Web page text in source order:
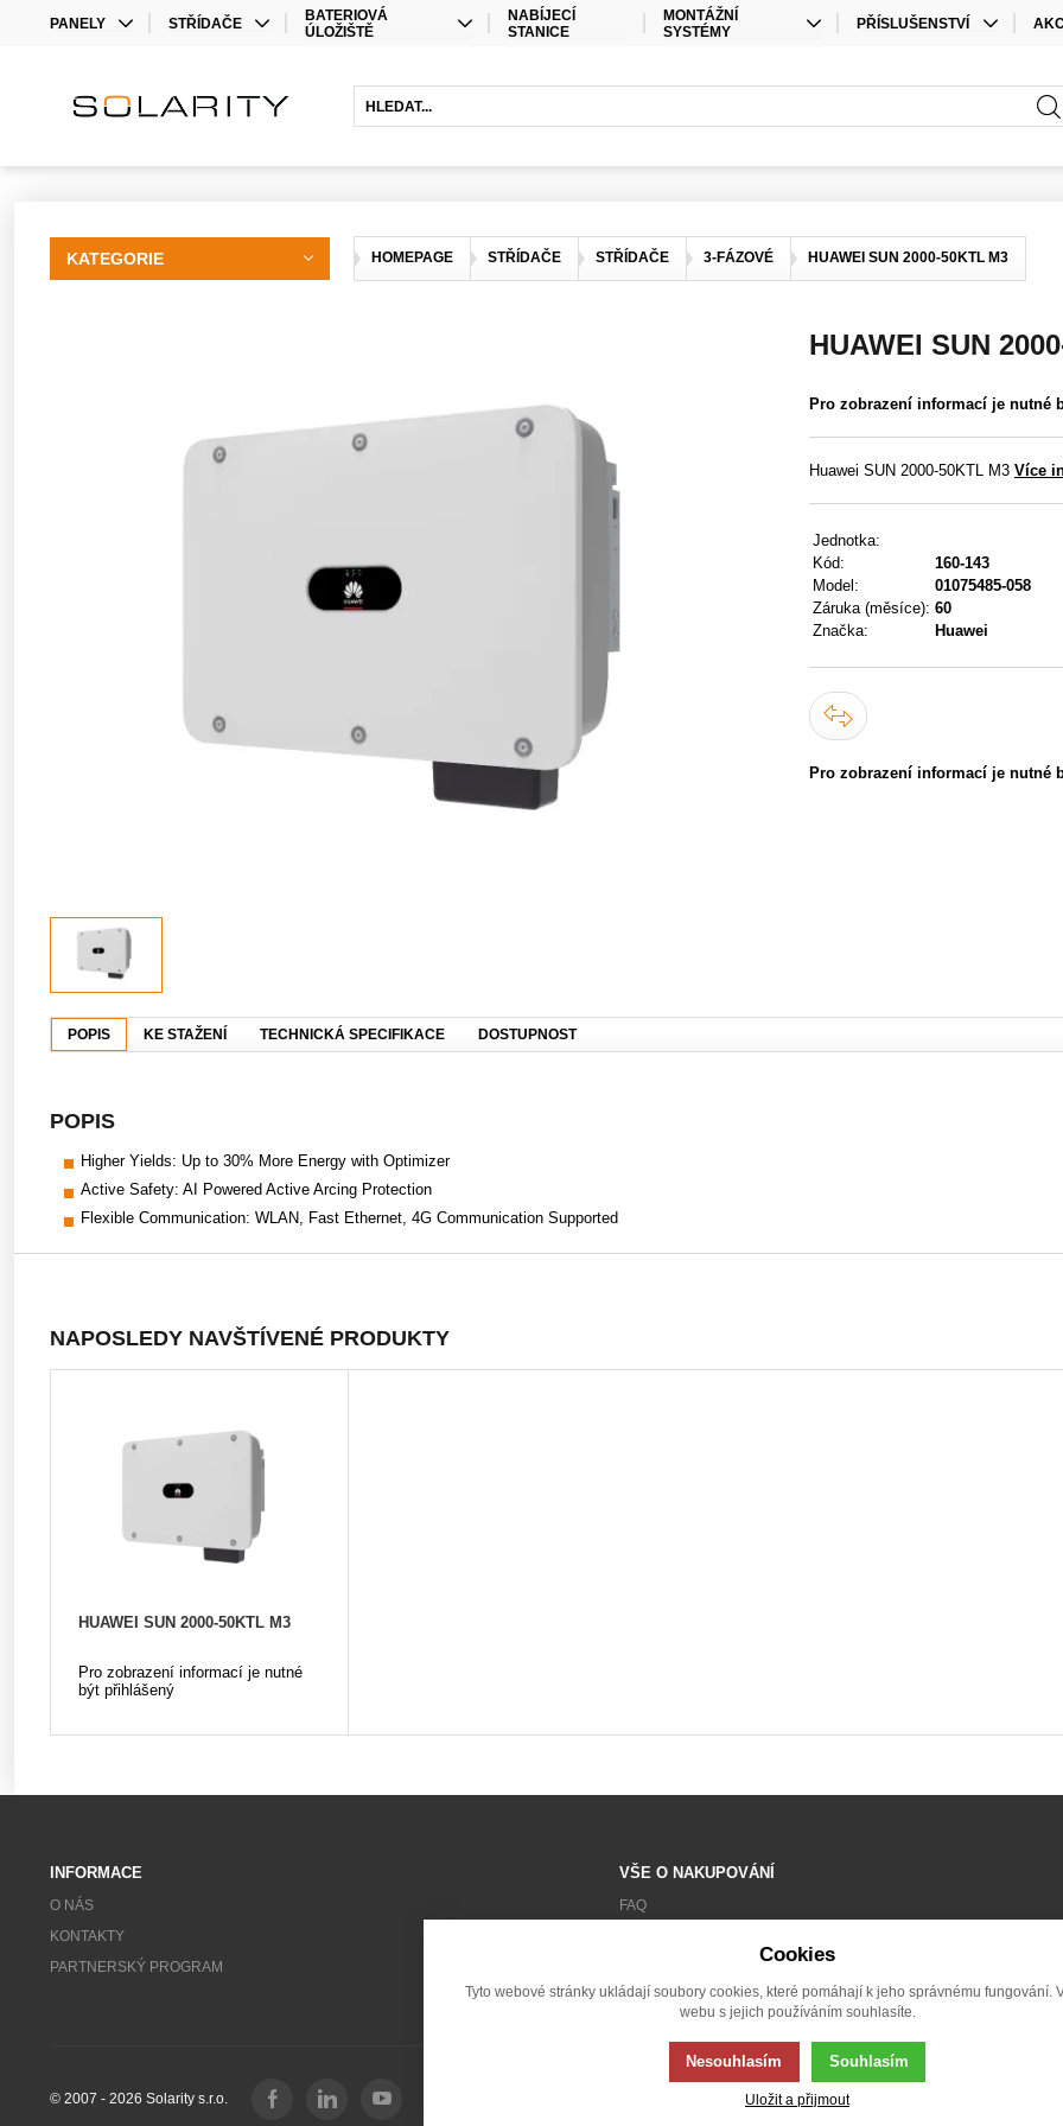
PANELY
BIFACIAL
STŘÍDAČE
OPTIMIZÉRY
BATERIOVÁ
ÚLOŽIŠTĚ
OLOVĚNÉ BATERIE
NABÍJECÍ
STANICE
MONTÁŽNÍ
SYSTÉMY
PŘÍSLUŠENSTVÍ
PŘÍSLUŠENSTVÍ ÚLOŽIŠTĚ
HOMEPAGE STŘÍDAČE STŘÍDAČE 3-FÁZOVÉ HUAWEI SUN 2000-50KTL M3
KATEGORIE
HUAWEI SUN
Pro zobrazení informací je nutné
Huawei SUN 2000-50KTL M3 Více
Jednotka:
Kód:
160-143
Model:
01075485-058
Záruka (měsíce): 60
Značka:
Huawei
Pro zobrazení informací je nutné
POPIS KE STAŽENÍ TECHNICKÁ SPECIFIKACE DOSTUPNOST
POPIS
Higher Yields: Up to 30% More Energy with Optimizer
Active Safety: AI Powered Active Arcing Protection
Flexible Communication: WLAN, Fast Ethernet, 4G Communication Supported
NAPOSLEDY NAVŠTÍVENÉ PRODUKTY
HUAWEI SUN 2000-50KTL M3
Pro zobrazení informací je nutné
být přihlášený
INFORMACE
O NÁS
KONTAKTY
PARTNERSKÝ PROGRAM
VŠE O NAKUPOVÁNÍ
FAQ
ZPRACOVÁNÍ OSOBNÍCH ÚDAJŮ
REKLAMACE
© 2007 - 2026 Solarity s.r.o.
Cookies
Tyto webové stránky ukládají soubory cookies, které pomáhají k jeho správnému fungování.
webu s jejich používáním souhlasíte.
Nesouhlasím Souhlasím
Uložit a přijmout